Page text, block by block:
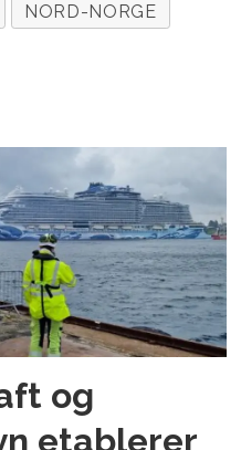
NORD-NORGE
og
etablerer